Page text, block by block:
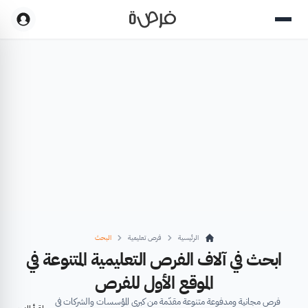
الرئيسية فرص تعليمية البحث
ابحث في آلاف الفرص التعليمية المتنوعة في
الموقع الأول للفرص
فرص مجانية ومدفوعة متنوعة مقدّمة من كبرى المؤسسات والشركات في